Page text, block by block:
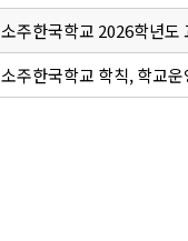
소주한국학교 2026학년도
소주한국학교 학칙, 학교